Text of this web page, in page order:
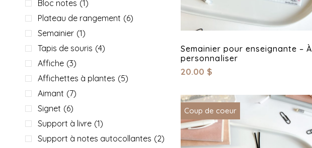
Bloc notes (1)
Plateau de rangement (6)
Semainier (1)
Tapis de souris (4)
Affiche (3)
Affichettes à plantes (5)
Aimant (7)
Signet (6)
Support à livre (1)
Support à notes autocollantes (2)
Semainier pour enseignante – À
personnaliser
20.00 $
Coup de coeur